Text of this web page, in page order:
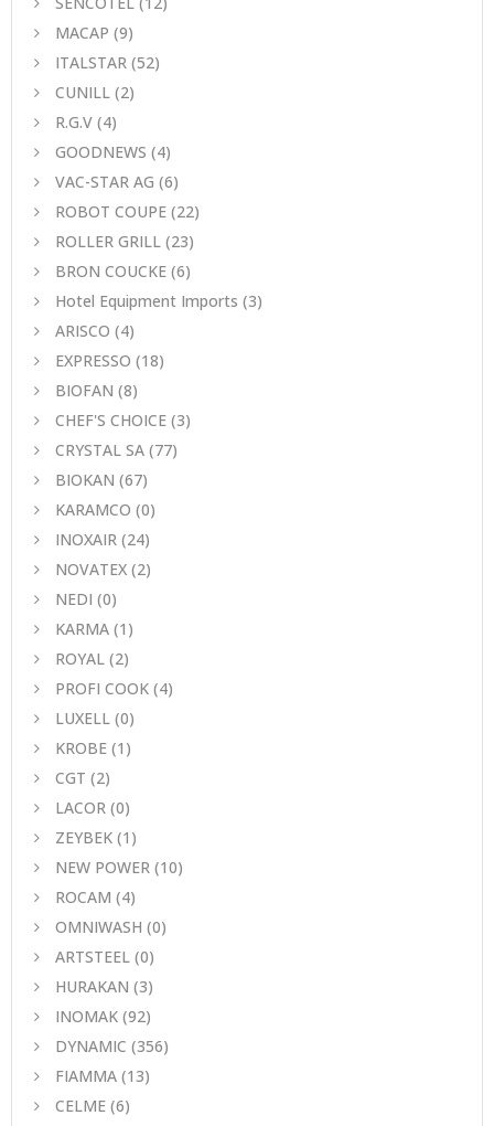
MACAP (9)
ITALSTAR (52)
CUNILL (2)
R.G.V (4)
GOODNEWS (4)
VAC-STAR AG (6)
ROBOT COUPE (22)
ROLLER GRILL (23)
BRON COUCKE (6)
Hotel Equipment Imports (3)
ARISCO (4)
EXPRESSO (18)
BIOFAN (8)
CHEF'S CHOICE (3)
CRYSTAL SA (77)
BIOKAN (67)
KARAMCO (0)
INOXAIR (24)
NOVATEX (2)
NEDI (0)
KARMA (1)
ROYAL (2)
PROFI COOK (4)
LUXELL (0)
KROBE (1)
CGT (2)
LACOR (0)
ZEYBEK (1)
NEW POWER (10)
ROCAM (4)
OMNIWASH (0)
ARTSTEEL (0)
HURAKAN (3)
INOMAK (92)
DYNAMIC (356)
FIAMMA (13)
CELME (6)